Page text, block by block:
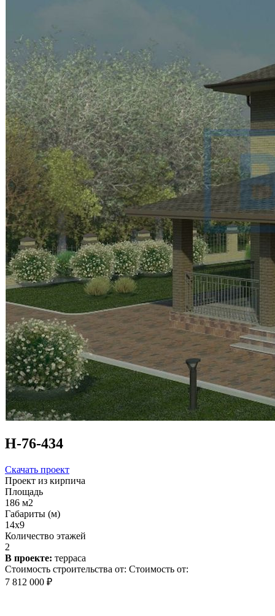
Н-76-434
Скачать проект
Проект из кирпича
Площадь
186 м2
Габариты (м)
14х9
Количество этажей
2
В проекте: терраса
Стоимость строительства от: Стоимость от:
7 812 000 ₽